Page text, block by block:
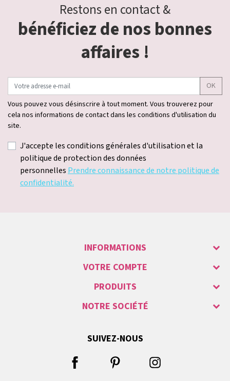
Restons en contact &
bénéficiez de nos bonnes
affaires !
OK
Vous pouvez vous désinscrire à tout moment. Vous trouverez pour
cela nos informations de contact dans les conditions d'utilisation du
site.
J'accepte les conditions générales d'utilisation et la
politique de protection des données
personnelles Prendre connaissance de notre politique de
confidentialité.
INFORMATIONS
VOTRE COMPTE
PRODUITS
NOTRE SOCIÉTÉ
SUIVEZ-NOUS